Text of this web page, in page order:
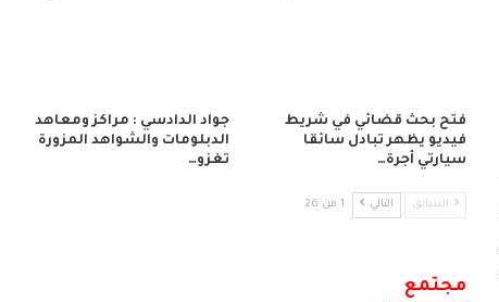
فتح بحث قضائي في شريط
فيديو يظهر تبادل سائقا
سيارتي أجرة…
جواد الدادسي : مراكز ومعاهد
الدبلومات والشواهد المزورة
تغزو…
السابق التالي 1 من 26
مجتمع